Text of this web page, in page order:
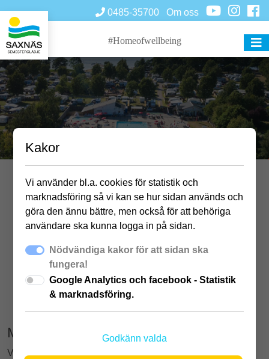
0485-35700 Om oss
#Homeofwellbeing
Musikquiz
Plats: Dansbanan
10 jul-24 juli
Musikquiz
Välkommen till
Kakor
Vi använder bl.a. cookies för statistik och
marknadsföring så vi kan se hur sidan används och
göra den ännu bättre, men också för att behöriga
användare ska kunna logga in på sidan.
Nödvändiga kakor för att sidan ska
fungera!
Google Analytics och facebook - Statistik
& marknadsföring.
Godkänn valda